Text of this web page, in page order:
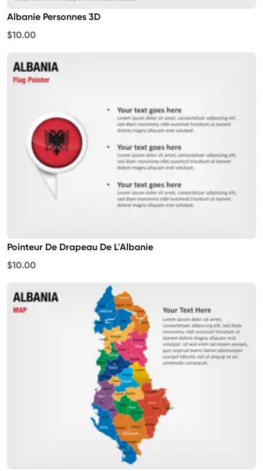
Albanie Personnes 3D
$10.00
Pointeur De Drapeau De L'Albanie
$10.00